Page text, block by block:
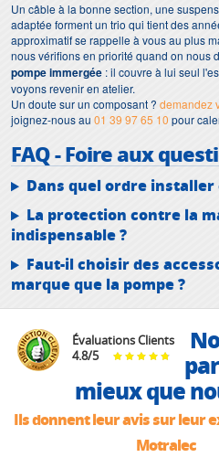
Un câble à la bonne section, une
adaptée forment un trio qui tient des
approximatif se rappelle à vous au plus
nous vérifions en priorité quand on nous
pompe immergée : il couvre à lui seul
voyons revenir en atelier.
Un doute sur un composant ? demandez
joignez-nous au 01 39 97 65 10 pour
FAQ - Foire aux
Dans quel ordre installer
La protection contre la
indispensable ?
Faut-il choisir des
marque que la pompe ?
Évaluations Clients
4.8/5
mieux que
Ils donnent leur avis sur leur
Motralec